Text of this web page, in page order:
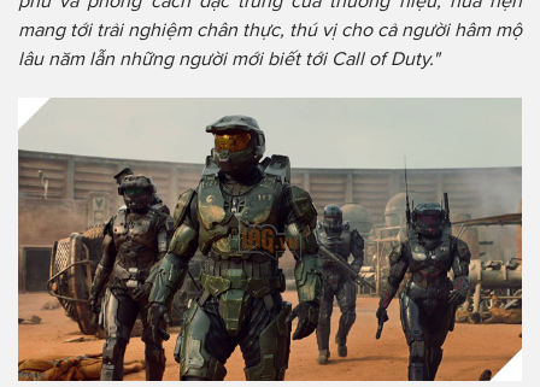
mang tới trải nghiệm chân thực, thú vị cho cả người hâm mộ
lâu năm lẫn những người mới biết tới Call of Duty."